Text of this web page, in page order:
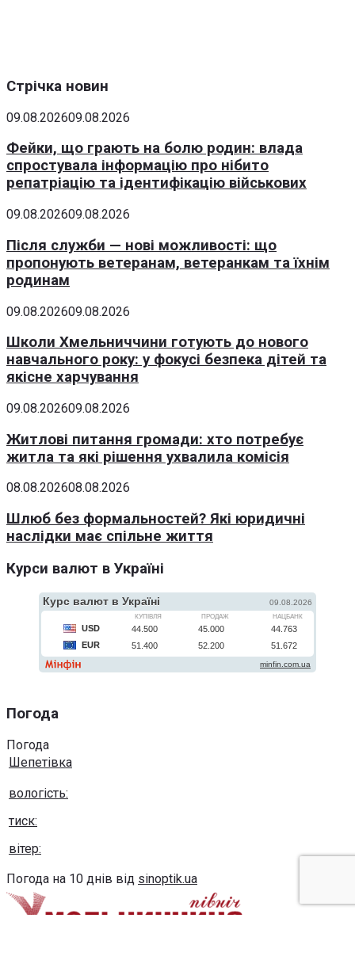
Стрічка новин
09.08.202609.08.2026
Фейки, що грають на болю родин: влада
спростувала інформацію про нібито
репатріацію та ідентифікацію військових
09.08.202609.08.2026
Після служби — нові можливості: що
пропонують ветеранам, ветеранкам та їхнім
родинам
09.08.202609.08.2026
Школи Хмельниччини готують до нового
навчального року: у фокусі безпека дітей та
якісне харчування
09.08.202609.08.2026
Житлові питання громади: хто потребує
житла та які рішення ухвалила комісія
08.08.202608.08.2026
Шлюб без формальностей? Які юридичні
наслідки має спільне життя
Курси валют в Україні
Погода
Погода
Шепетівка
вологість:
тиск:
вітер:
Погода на 10 днів від sinoptik.ua